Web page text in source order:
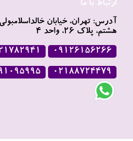
ارتباط با ما
آدرس: تهران، خیابان
هشتم، پلاک 26، واحد 4
09126156266
02188724479